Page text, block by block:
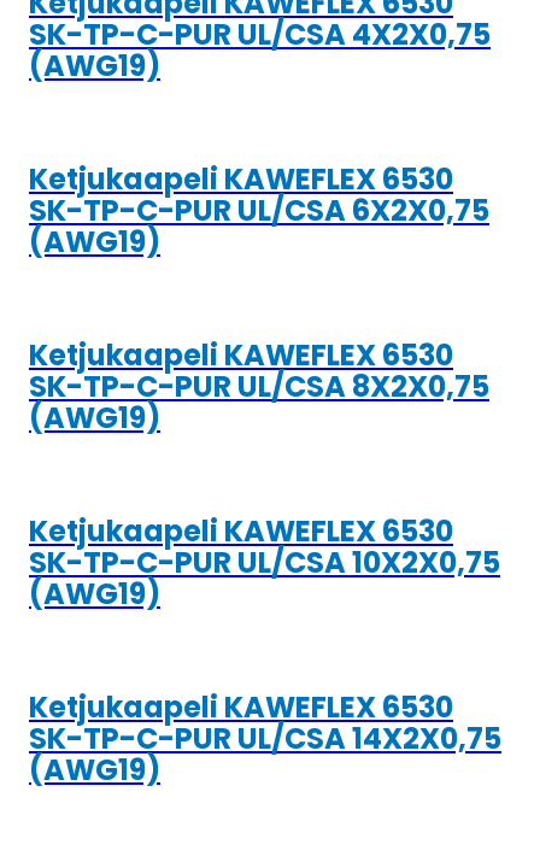
SK-TP-C-PUR UL/CSA 4X2X0,75
(AWG19)
Ketjukaapeli KAWEFLEX 6530
SK-TP-C-PUR UL/CSA 6X2X0,75
(AWG19)
Ketjukaapeli KAWEFLEX 6530
SK-TP-C-PUR UL/CSA 8X2X0,75
(AWG19)
Ketjukaapeli KAWEFLEX 6530
SK-TP-C-PUR UL/CSA 10X2X0,75
(AWG19)
Ketjukaapeli KAWEFLEX 6530
SK-TP-C-PUR UL/CSA 14X2X0,75
(AWG19)